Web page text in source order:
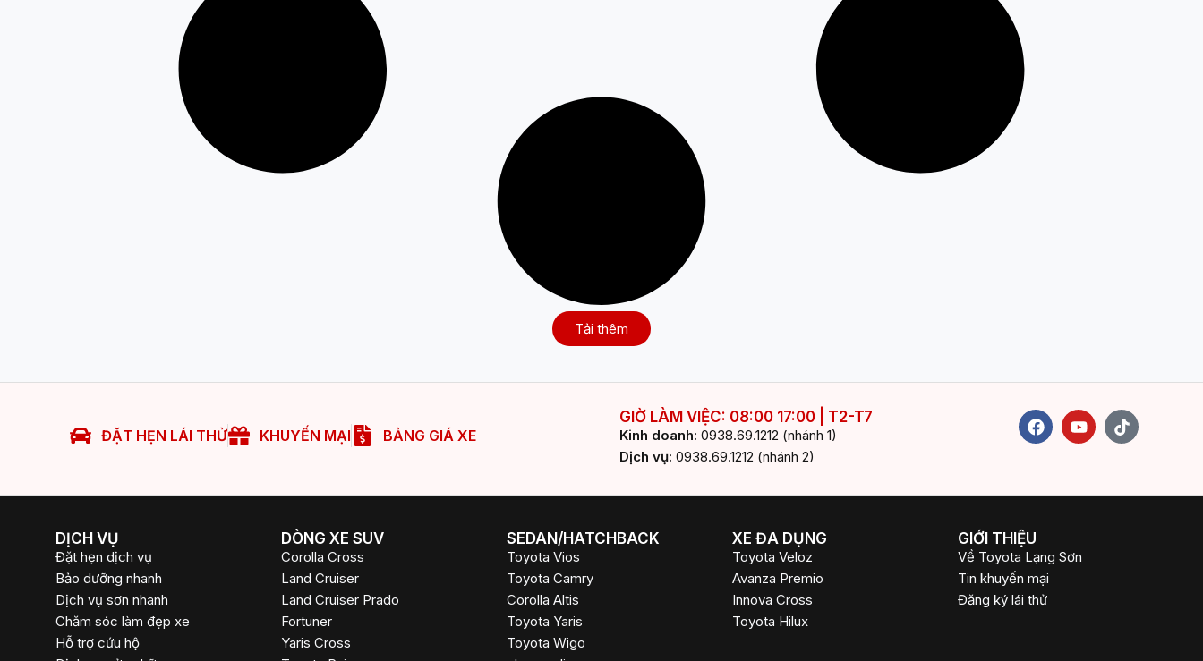
Tải thêm
ĐẶT HẸN LÁI THỬ KHUYẾN MẠI BẢNG GIÁ XE
GIỜ LÀM VIỆC: 08:00 17:00 | T2-T7
Kinh doanh: 0938.69.1212 (nhánh 1)
Dịch vụ: 0938.69.1212 (nhánh 2)
F
a
o
k
Y
o
b
T
i
k
DỊCH VỤ
Đặt hẹn dịch vụ
Bảo dưỡng nhanh
Dịch vụ sơn nhanh
Chăm sóc làm đẹp xe
Hỗ trợ cứu hộ
DÒNG XE SUV
Corolla Cross
Land Cruiser
Land Cruiser Prado
Fortuner
Yaris Cross
SEDAN/HATCHBACK
Toyota Vios
Toyota Camry
Corolla Altis
Toyota Yaris
Toyota Wigo
XE ĐA DỤNG
Toyota Veloz
Avanza Premio
Innova Cross
Toyota Hilux
GIỚI THIỆU
Về Toyota Lạng Sơn
Tin khuyến mại
Đăng ký lái thử